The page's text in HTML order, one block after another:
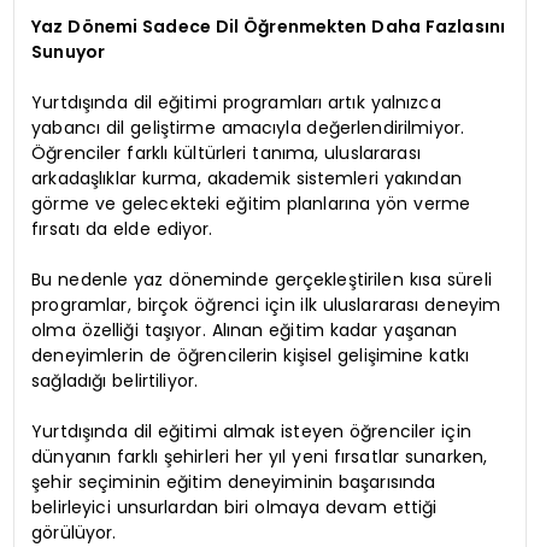
Yaz Dönemi Sadece Dil Öğrenmekten Daha Fazlasını
Sunuyor
Yurtdışında dil eğitimi programları artık yalnızca
yabancı dil geliştirme amacıyla değerlendirilmiyor.
Öğrenciler farklı kültürleri tanıma, uluslararası
arkadaşlıklar kurma, akademik sistemleri yakından
görme ve gelecekteki eğitim planlarına yön verme
fırsatı da elde ediyor.
Bu nedenle yaz döneminde gerçekleştirilen kısa süreli
programlar, birçok öğrenci için ilk uluslararası deneyim
olma özelliği taşıyor. Alınan eğitim kadar yaşanan
deneyimlerin de öğrencilerin kişisel gelişimine katkı
sağladığı belirtiliyor.
Yurtdışında dil eğitimi almak isteyen öğrenciler için
dünyanın farklı şehirleri her yıl yeni fırsatlar sunarken,
şehir seçiminin eğitim deneyiminin başarısında
belirleyici unsurlardan biri olmaya devam ettiği
görülüyor.